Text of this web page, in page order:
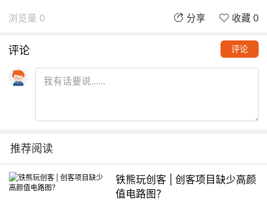
浏览量 0 分享 收藏 0
评论 评论
推荐阅读
铁熊玩创客 | 创客项目缺少高颜
值电路图？